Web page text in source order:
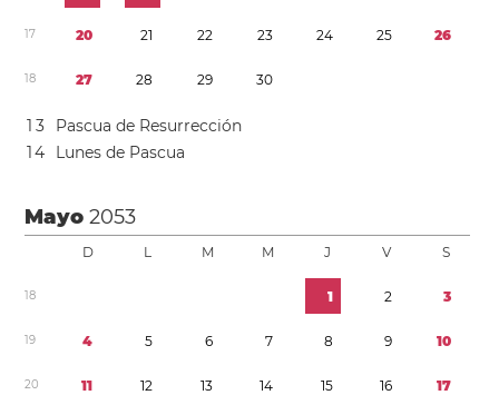
17 20 21 22 23 24 25 26
18 27 28 29 30
1 3
Pascua de Resurrección
14 Lunes de Pascua
Mayo2053
D L M M J V S
18 1 2 3
19 4 5 6 7 8 9 10
20 11 12 13 14 15 16 17